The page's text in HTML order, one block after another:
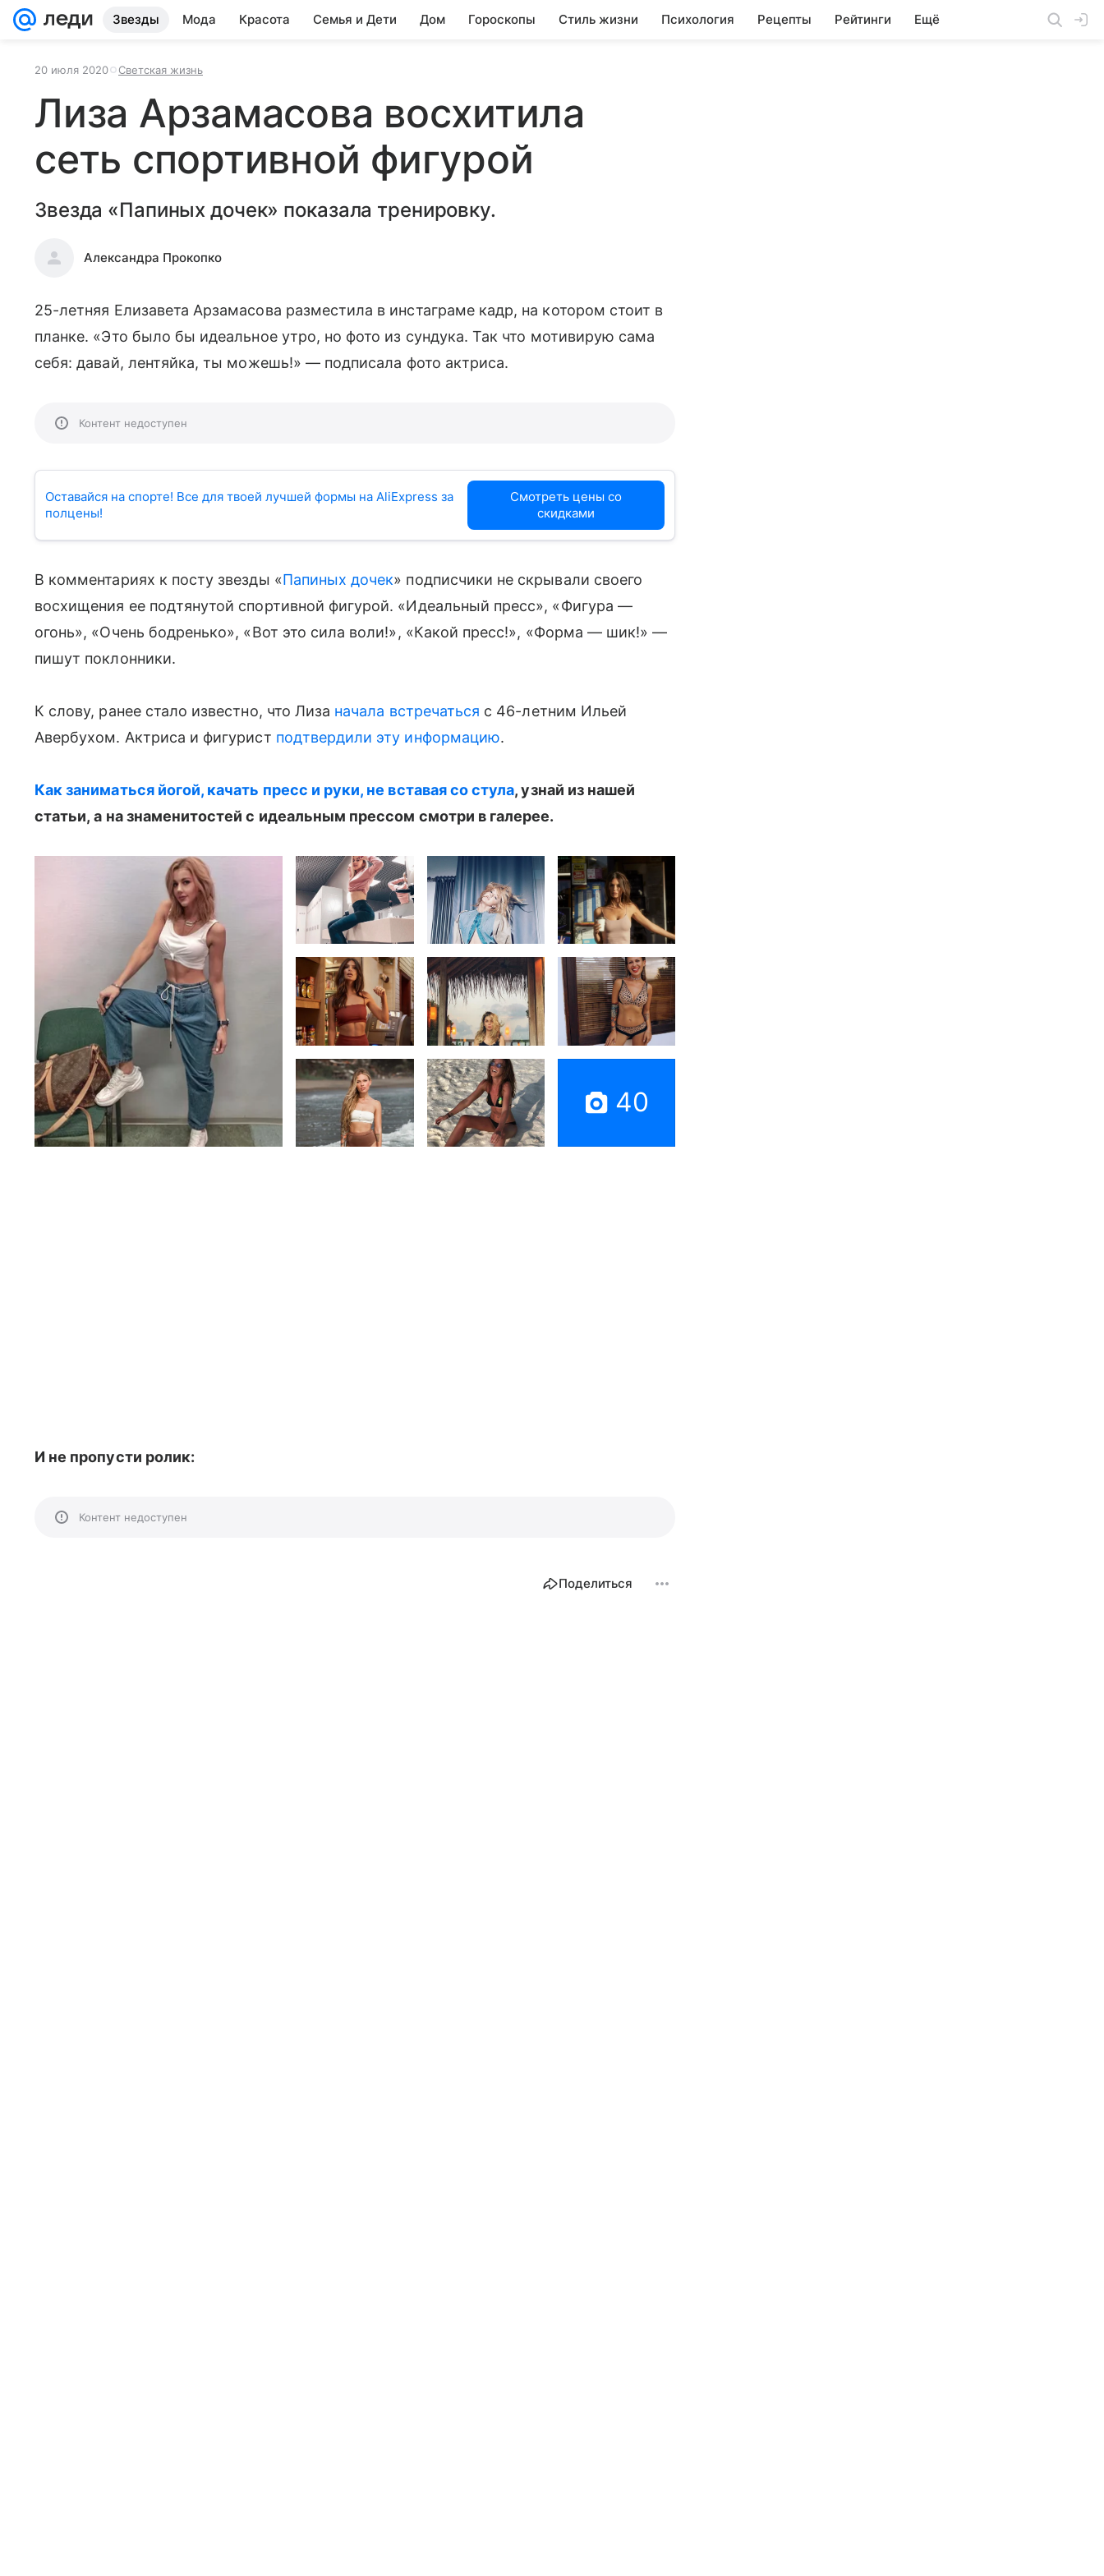
Звезды Мода Красота Семья и Дети Дом Гороскопы Стиль жизни Психология Рецепты Рейтинги Ещё
20 июля 2020 Светская жизнь
Лиза Арзамасова восхитила
сеть спортивной фигурой
Звезда «Папиных дочек» показала тренировку.
Александра Прокопко
25-летняя Елизавета Арзамасова разместила в инстаграме кадр, на котором стоит в
планке. «Это было бы идеальное утро, но фото из сундука. Так что мотивирую сама
себя: давай, лентяйка, ты можешь!» — подписала фото актриса.
Контент недоступен
Оставайся на спорте! Все для твоей лучшей формы на AliExpress за
полцены!
Смотреть цены со
скидками
В комментариях к посту звезды «Папиных дочек» подписчики не скрывали своего
восхищения ее подтянутой спортивной фигурой. «Идеальный пресс», «Фигура —
огонь», «Очень бодренько», «Вот это сила воли!», «Какой пресс!», «Форма — шик!» —
пишут поклонники.
К слову, ранее стало известно, что Лиза начала встречаться с 46-летним Ильей
Авербухом. Актриса и фигурист подтвердили эту информацию.
Как заниматься йогой, качать пресс и руки, не вставая со стула, узнай из нашей
статьи, а на знаменитостей с идеальным прессом смотри в галерее.
40
И не пропусти ролик:
Контент недоступен
Поделиться